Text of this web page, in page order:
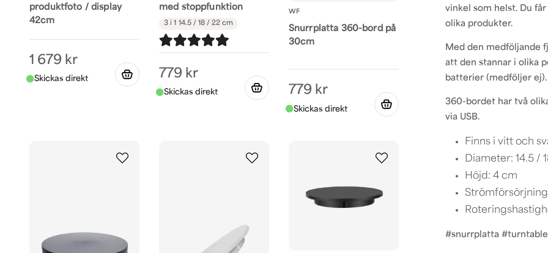
produktfoto / display
42cm
1 679 kr
med stoppfunktion
3 i 1 14.5 / 18 / 22 cm
779 kr
WF
Snurrplatta 360-bord på
30cm
779 kr
vinkel som helst. Du
olika produkter.
Med den medföljande
att den stannar i olika
batterier (medföljer ej).
360-bordet har två
via USB.
Finns i vitt och
Diameter: 14.5 /
Höjd: 4 cm
#snurrplatta